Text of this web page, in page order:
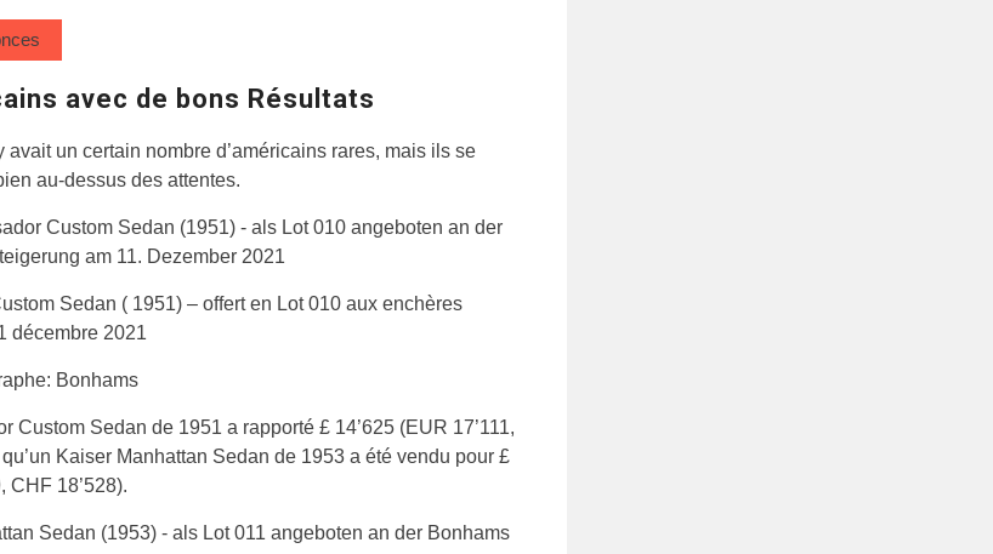
avec de bons Résultats
avait un certain nombre d’américains rares, mais ils se
au-dessus des attentes.
Sedan ( 1951) – offert en Lot 010 aux enchères
décembre 2021
Bonhams
Custom Sedan de 1951 a rapporté £ 14’625 (EUR 17’111,
Kaiser Manhattan Sedan de 1953 a été vendu pour £
CHF 18’528).